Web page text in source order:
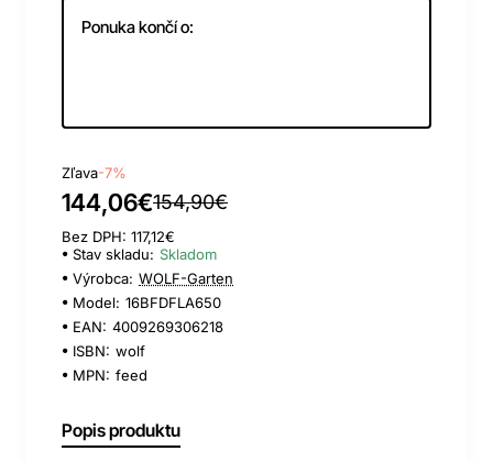
Ponuka končí o:
Zľava-7%
144,06€154,90€
Bez DPH: 117,12€
Stav skladu: Skladom
Výrobca: WOLF-Garten
Model: 16BFDFLA650
EAN: 4009269306218
ISBN: wolf
MPN: feed
Popis produktu